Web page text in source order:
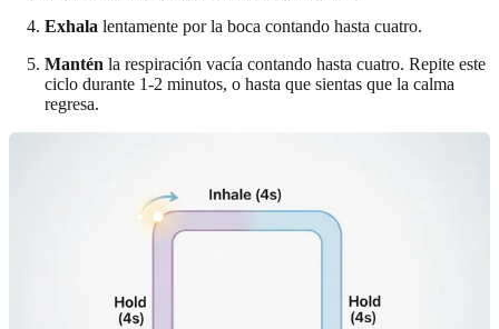
Exhala lentamente por la boca contando hasta cuatro.
Mantén la respiración vacía contando hasta cuatro. Repite este
ciclo durante 1-2 minutos, o hasta que sientas que la calma
regresa.